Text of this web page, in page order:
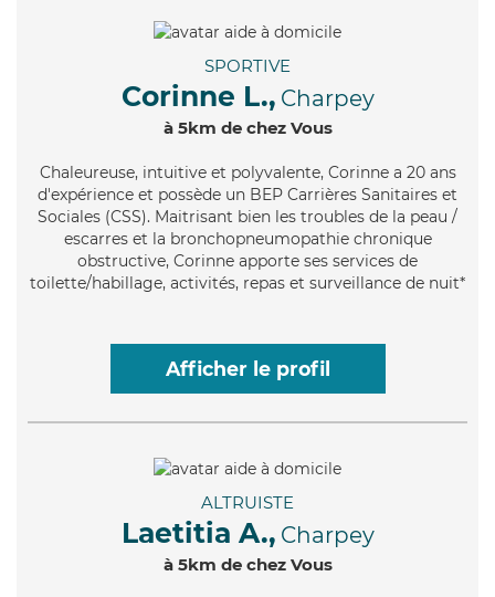
SPORTIVE
Corinne L., Charpey
à 5km de chez Vous
Chaleureuse, intuitive et polyvalente, Corinne a 20 ans
d'expérience et possède un BEP Carrières Sanitaires et
Sociales (CSS). Maitrisant bien les troubles de la peau /
escarres et la bronchopneumopathie chronique
obstructive, Corinne apporte ses services de
toilette/habillage, activités, repas et surveillance de nuit*
Afficher le profil
ALTRUISTE
Laetitia A., Charpey
à 5km de chez Vous